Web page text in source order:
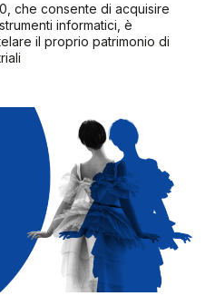
che consente di acquisire
informatici, è
il proprio patrimonio di